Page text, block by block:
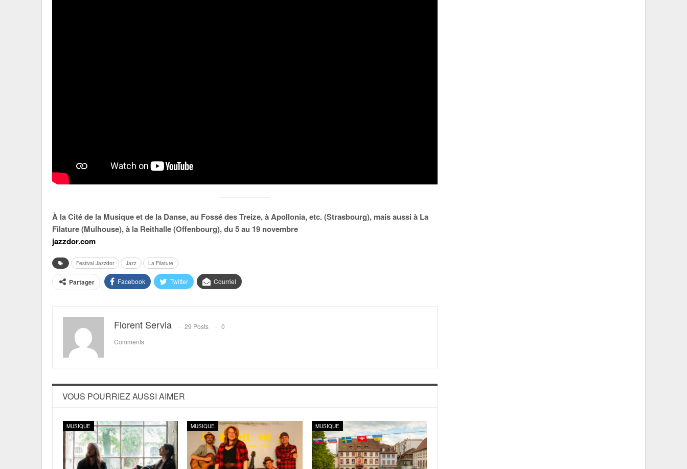
À la Cité de la Musique et de la Danse, au Fossé des Treize, à Apollonia, etc. (Strasbourg), mais aussi à La
Filature (Mulhouse), à la Reithalle (Offenbourg), du 5 au 19 novembre
jazzdor.com
Festival Jazzdor Jazz La Filature
Partager Facebook Twitter Courriel
Florent Servia 29 Posts
0
Comments
VOUS POURRIEZ AUSSI AIMER
MUSIQUE MUSIQUE MUSIQUE